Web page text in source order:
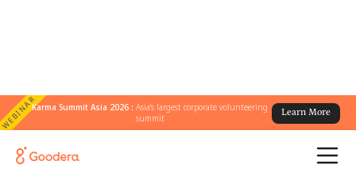
WEBINARKarma Summit Asia 2026 :Asia's largest corporate volunteering
summit
Learn More